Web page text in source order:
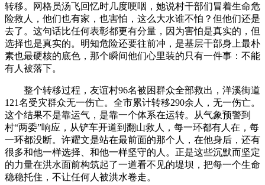
转移。网格员汤飞回忆时几度哽咽，她说村干部们冒着生命危
险救人，他们也有家，也害怕，这么大水谁不怕？但他们还是
去了。这句话比任何表彰都更有分量，因为害怕是真实的，但
选择也是真实的。明知危险还要往前冲，是基层干部身上最朴
素也最硬核的底色，那个瞬间他们心里装的只有一件事：不能
有人被落下。
整个转移过程，友谊村96名被困群众全部救出，洋溪街道
121名受灾群众无一伤亡。全市累计转移290余人，无一伤亡。
这个结果不是靠运气，是靠一个体系在运转。从气象预警到
村“两委”响应，从铲车开道到翻山救人，每一环都有人在，每
一环都没断。许耀文是站在最前面的那个人，在他身后，还有
很多和他一样选择、和他一样坚守的人。正是这些沉默而坚定
的力量在洪水面前构筑起了一道看不见的堤坝，把每一个生命
稳稳托住，不让任何人被洪水卷走。